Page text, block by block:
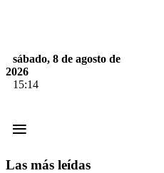
sábado, 8 de agosto de
2026
15:14
≡
Las más leídas